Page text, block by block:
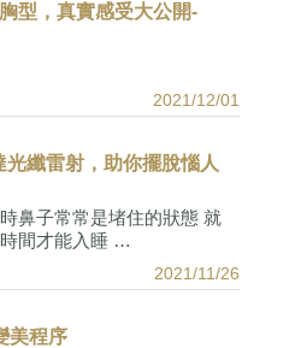
型，真實感受大公開-
2021/12/01
光纖雷射，助你擺脫惱人
2021/11/26
鼻子常常是堵住的狀態 就
間才能入睡 …
美程序